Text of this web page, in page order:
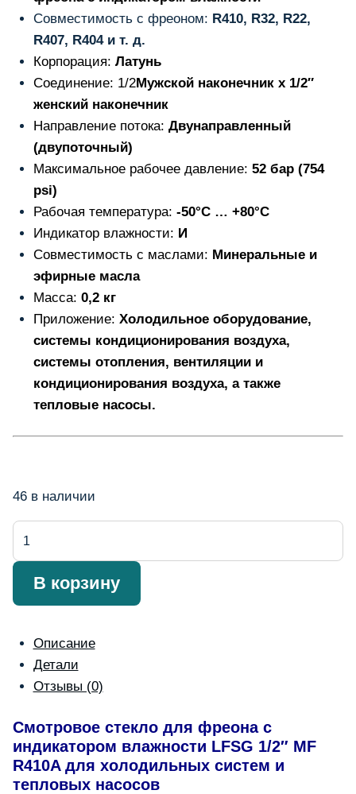
Совместимость с фреоном: R410, R32, R22,
R407, R404 и т. д.
Корпорация: Латунь
Соединение: 1/2Мужской наконечник x 1/2″
женский наконечник
Направление потока: Двунаправленный
(двупоточный)
Максимальное рабочее давление: 52 бар (754
psi)
Рабочая температура: -50°C … +80°C
Индикатор влажности: И
Совместимость с маслами: Минеральные и
эфирные масла
Масса: 0,2 кг
Приложение: Холодильное оборудование,
системы кондиционирования воздуха,
системы отопления, вентиляции и
кондиционирования воздуха, а также
тепловые насосы.
46 в наличии
Vizor
indicator
de
umiditate
1/2"
MF
В корзину
Описание
Детали
Отзывы (0)
Смотровое стекло для фреона с
индикатором влажности LFSG 1/2″ MF
R410A для холодильных систем и
тепловых насосов